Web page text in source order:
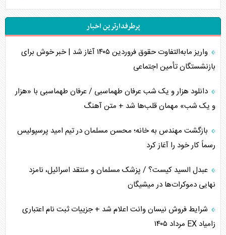
اربعین، کابوس مشترک تل‌آویو-واشنگتن
برنامه هفتم توسعه در نقطه کور سیاستگذاری
اوکراین بازوی مخرب آمریکا در غرب آسیا
اهمیت راهبردی اردن برای آمریکا
پیام، ظرفیت بالفعل‌نشده تجارت ایران
همسویی عربستان با سنتکام علیه متحدان ایران
ترامپ و توهم خلع سلاح حماس
چرا کویت به دنبال شریک امنیتی جدید است؟
پرطرفدارترین اخبار
واریز مابه‌التفاوت حقوق فروردین ۱۴۰۵ آغاز شد | خبر خوش برای
بازنشستگان تأمین اجتماعی
دانلود هزار و یک شب عرفان طهماسبی / عرفان طهماسبی با «هزار
و یک شب» مهمان قلب‌ها شد + متن آهنگ
بازگشت مهندس به خانه؛ محسن مسلمان در تیم امید پرسپولیس
رسماً کار خود را آغاز کرد
عبدل السید کیست؟ / پزشک مسلمان و منتقد اسرائیل، نامزد
نهایی دموکرات‌ها در میشیگان
شرایط فروش نیسان وانت اعلام شد + جزییات ثبت نام اعتباری
زامیاد EX مرداد ۱۴۰۵